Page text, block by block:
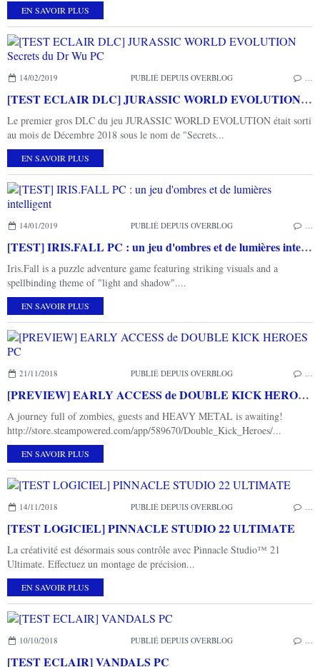
EN SAVOIR PLUS
14/02/2019 PUBLIÉ DEPUIS OVERBLOG
[TEST ECLAIR DLC] JURASSIC WORLD EVOLUTION Secrets du Dr Wu PC
Le premier gros DLC du jeu JURASSIC WORLD EVOLUTION était sorti
au mois de Décembre 2018 sous le nom de "Secrets...
EN SAVOIR PLUS
14/01/2019 PUBLIÉ DEPUIS OVERBLOG
[TEST] IRIS.FALL PC : un jeu d'ombres et de lumières intelligent
Iris.Fall is a puzzle adventure game featuring striking visuals and a
spellbinding theme of "light and shadow"....
EN SAVOIR PLUS
21/11/2018 PUBLIÉ DEPUIS OVERBLOG
[PREVIEW] EARLY ACCESS de DOUBLE KICK HEROES PC
A journey full of zombies, guests and HEAVY METAL is awaiting!
http://store.steampowered.com/app/589670/Double_Kick_Heroes/...
EN SAVOIR PLUS
14/11/2018 PUBLIÉ DEPUIS OVERBLOG
[TEST LOGICIEL] PINNACLE STUDIO 22 ULTIMATE
La créativité est désormais sous contrôle avec Pinnacle Studio™ 21
Ultimate. Effectuez un montage de précision...
EN SAVOIR PLUS
10/10/2018 PUBLIÉ DEPUIS OVERBLOG
[TEST ECLAIR] VANDALS PC